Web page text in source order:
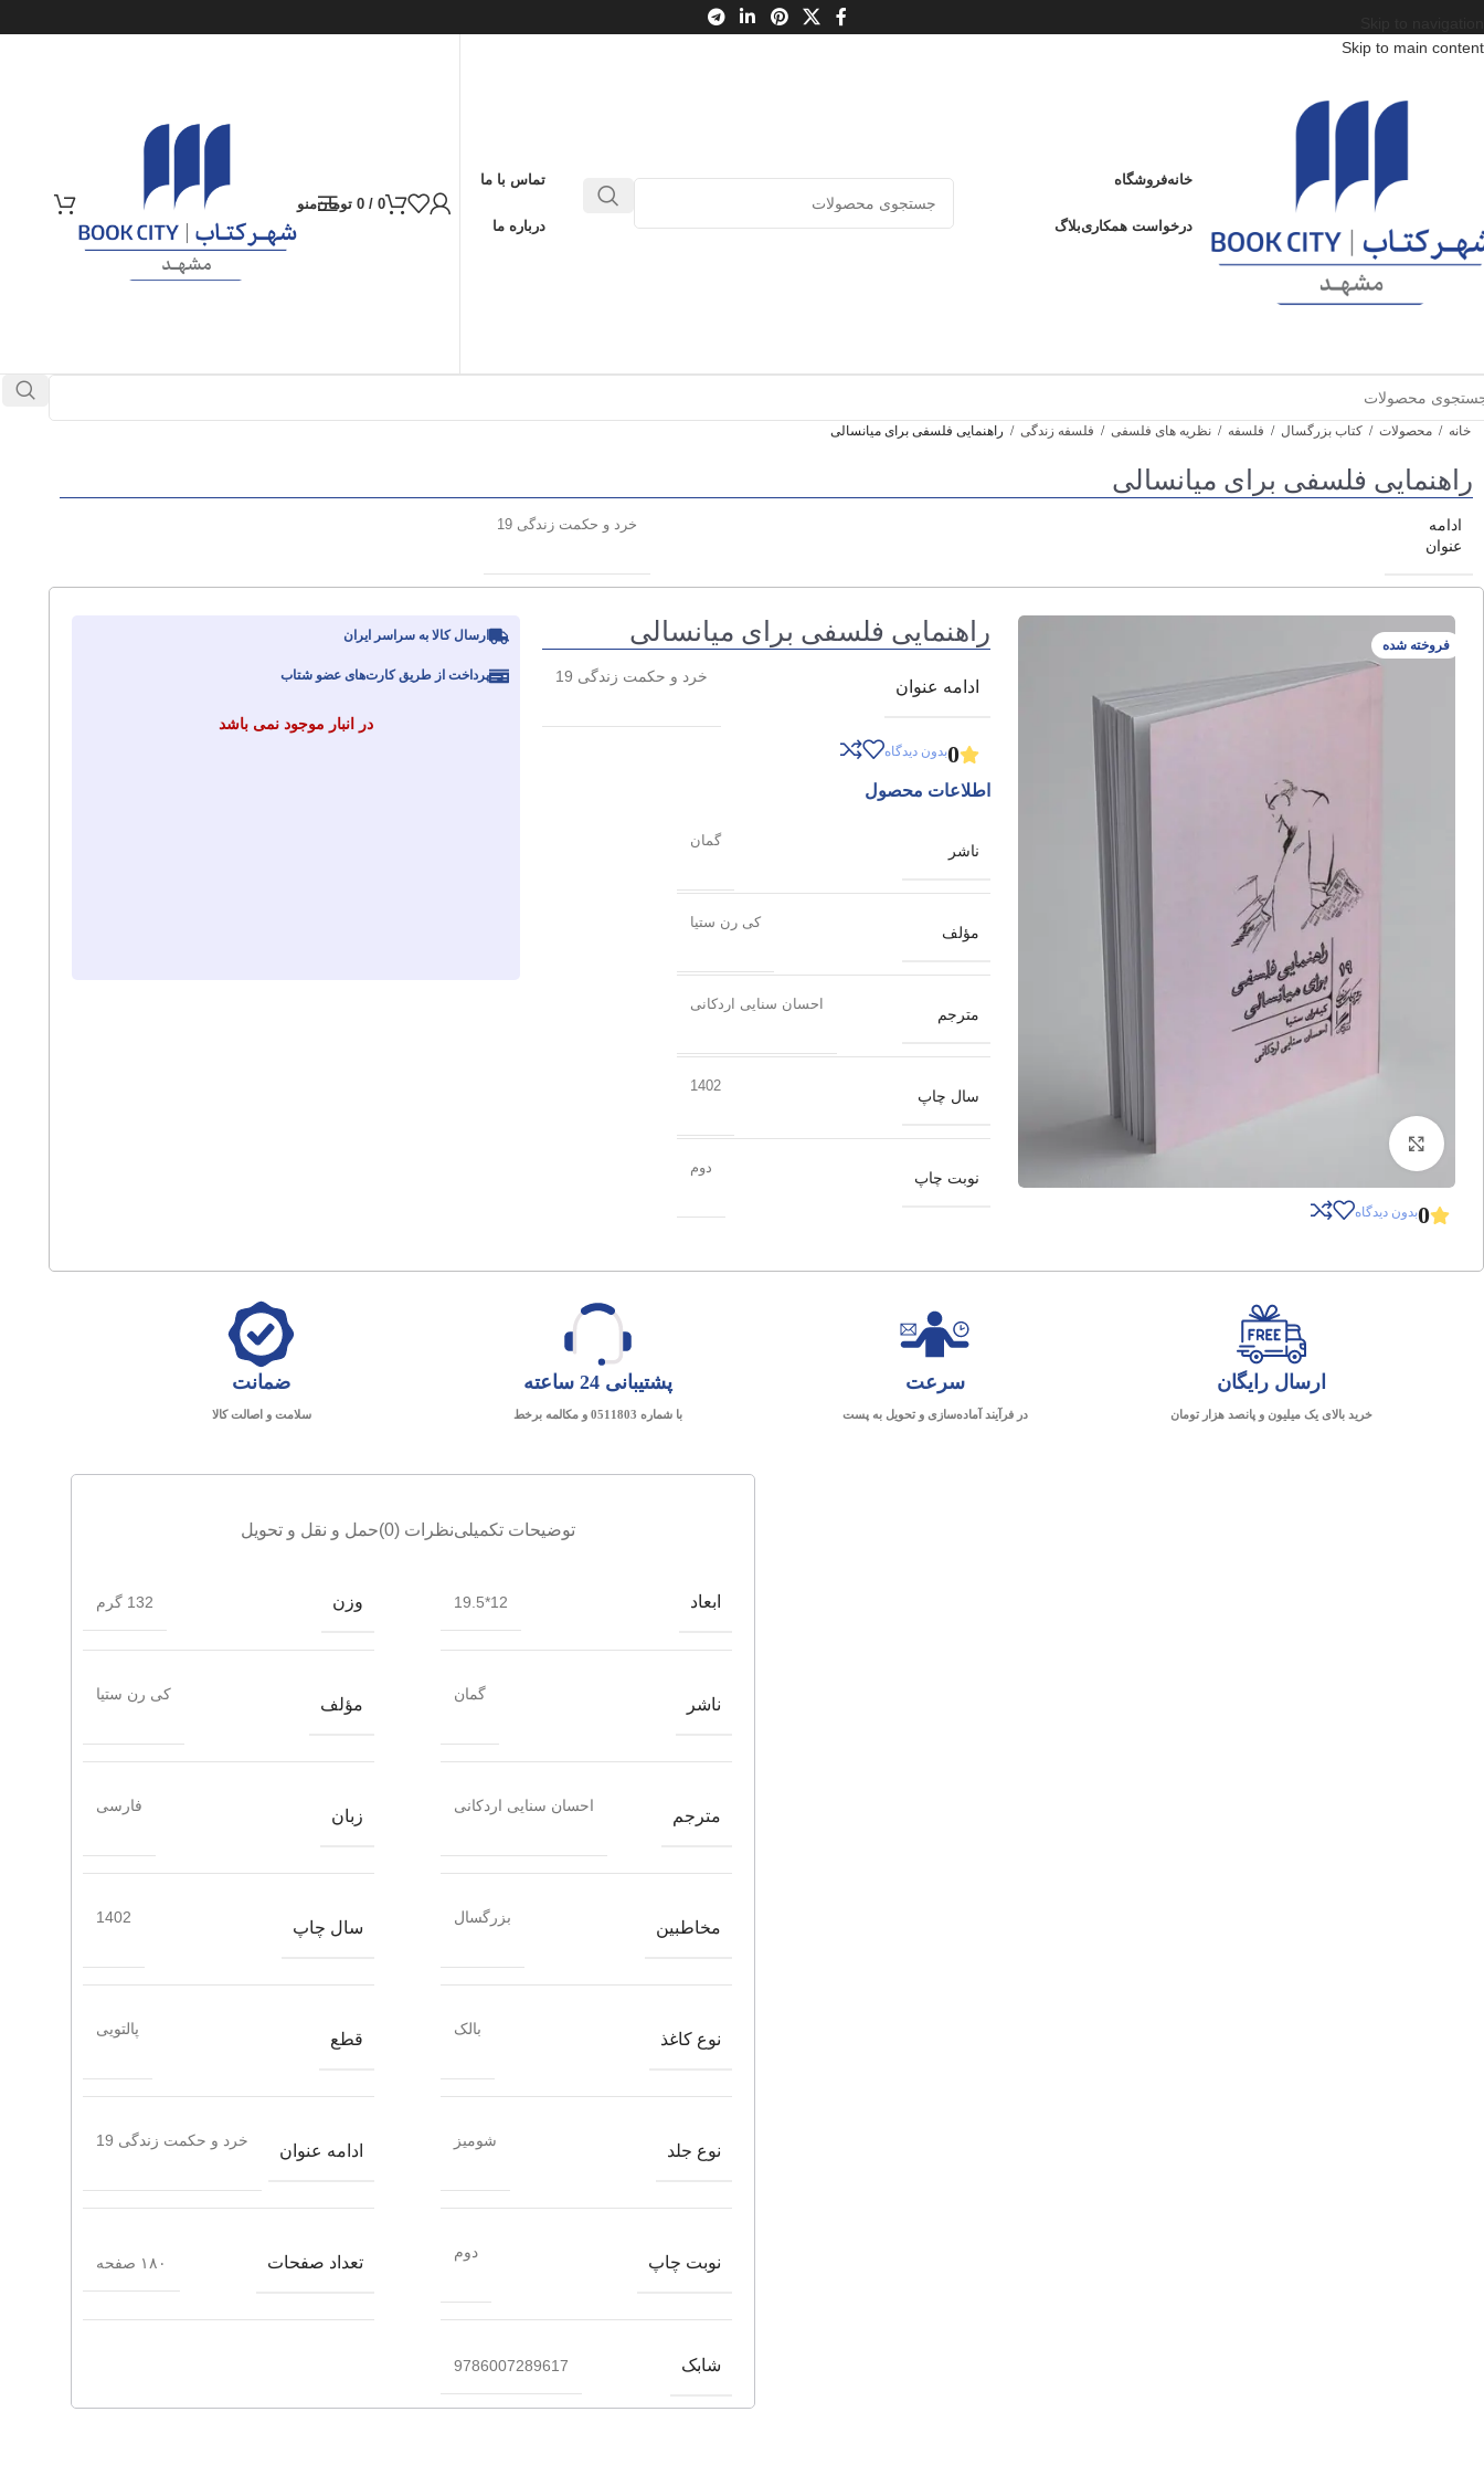
Skip to main content
خانهفروشگاه
درخواست همکاریبلاگ
تماس با ما
درباره ما
0
/
0 تومانمنو
خانه / محصولات / کتاب بزرگسال / فلسفه / نظریه های فلسفی / فلسفه زندگی / راهنمایی فلسفی برای میانسالی
راهنمایی فلسفی برای میانسالی
ادامه
عنوان
خرد و حکمت زندگی 19
فروخته شده
0بدون دیدگاه
راهنمایی فلسفی برای میانسالی
ادامه عنوان
خرد و حکمت زندگی 19
0بدون دیدگاه
اطلاعات محصول
ناشر
گمان
مؤلف
کی رن ستیا
مترجم
احسان سنایی اردکانی
سال چاپ
1402
نوبت چاپ
دوم
ارسال کالا به سراسر ایران
پرداخت از طریق کارت‌های عضو شتاب
در انبار موجود نمی باشد
ارسال رایگان
خرید بالای یک میلیون و پانصد هزار تومان
سرعت
در فرآیند آماده‌سازی و تحویل به پست
پشتیبانی 24 ساعته
با شماره 0511803 و مکالمه برخط
ضمانت
سلامت و اصالت کالا
توضیحات تکمیلینظرات (0) حمل و نقل و تحویل
ابعاد 12*19.5 وزن 132 گرم
ناشر
گمان
مؤلف
کی رن ستیا
مترجم
احسان سنایی اردکانی
زبان
فارسی
مخاطبین
بزرگسال
سال چاپ
1402
نوع کاغذ
بالک
قطع
پالتویی
نوع جلد
شومیز
ادامه عنوان
خرد و حکمت زندگی 19
نوبت چاپ
دوم
تعداد صفحات ۱۸۰ صفحه
شابک 9786007289617